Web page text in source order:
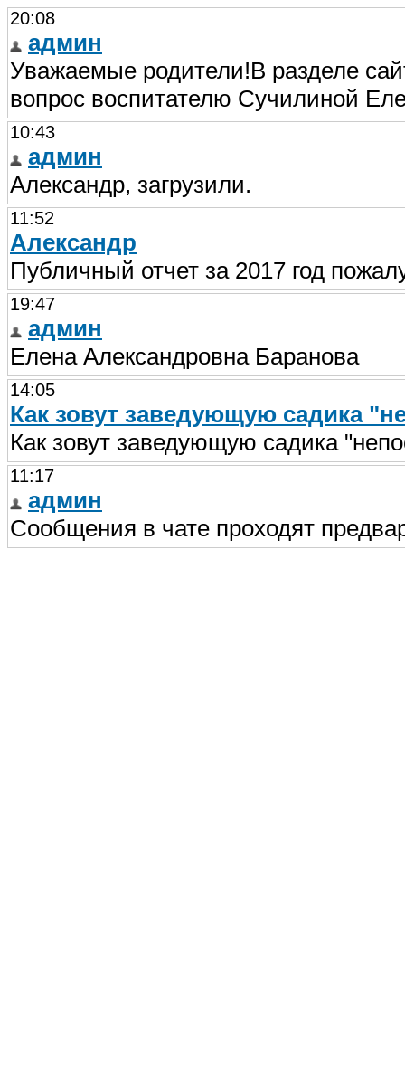
20:08
админ
Уважаемые родители!В разделе
вопрос воспитателю Сучилиной
10:43
админ
Александр, загрузили.
11:52
Александр
Публичный отчет за 2017 год
19:47
админ
Елена Александровна Баранова
14:05
Как зовут заведующую садика
Как зовут заведующую садика
11:17
админ
Сообщения в чате проходят